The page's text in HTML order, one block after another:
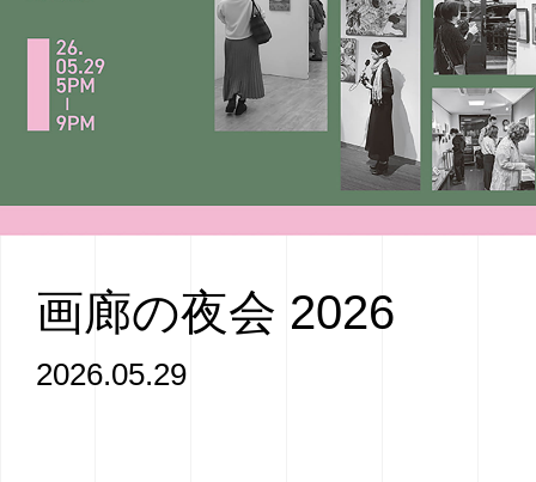
画廊の夜会 2026
2026.05.29